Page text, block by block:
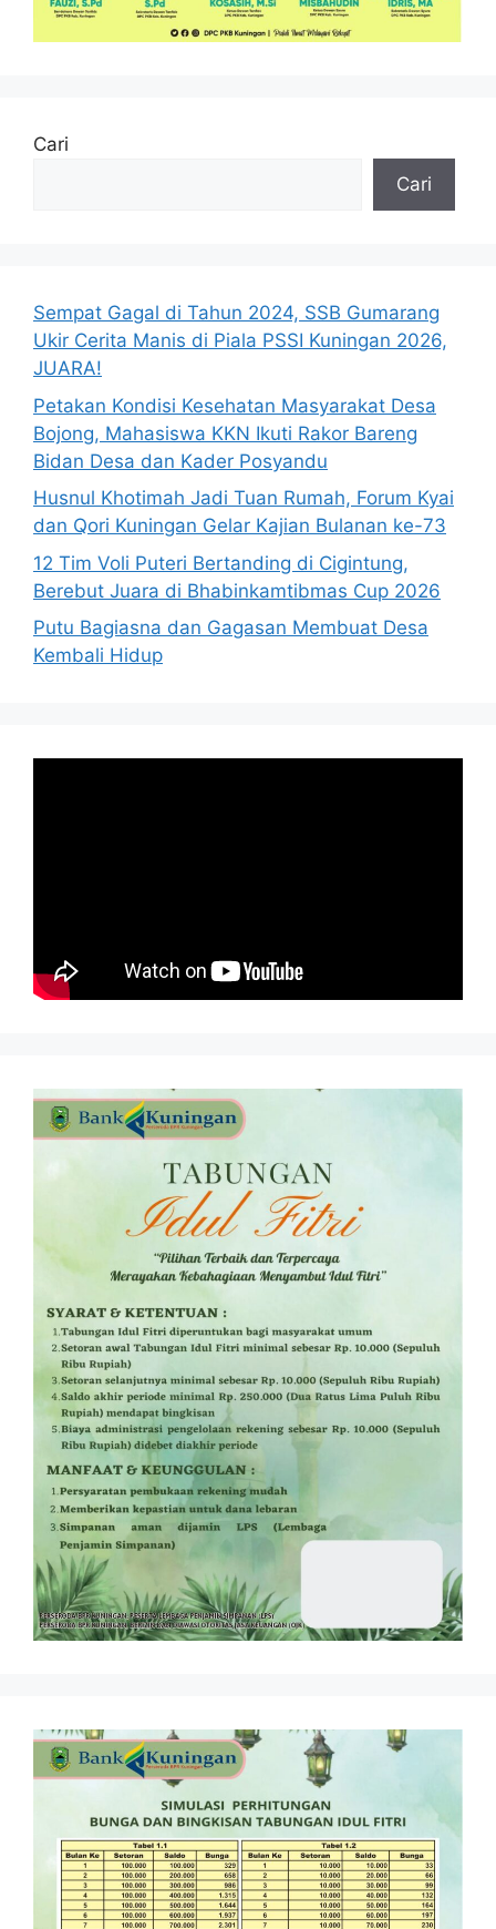
Cari
Cari
Sempat Gagal di Tahun 2024, SSB Gumarang
Ukir Cerita Manis di Piala PSSI Kuningan 2026,
JUARA!
Petakan Kondisi Kesehatan Masyarakat Desa
Bojong, Mahasiswa KKN Ikuti Rakor Bareng
Bidan Desa dan Kader Posyandu
Husnul Khotimah Jadi Tuan Rumah, Forum Kyai
dan Qori Kuningan Gelar Kajian Bulanan ke-73
12 Tim Voli Puteri Bertanding di Cigintung,
Berebut Juara di Bhabinkamtibmas Cup 2026
Putu Bagiasna dan Gagasan Membuat Desa
Kembali Hidup